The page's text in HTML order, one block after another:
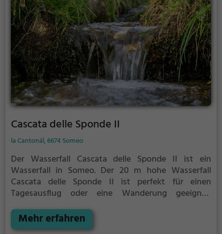
Cascata delle Sponde II
la Cantonál, 6674 Someo
Der Wasserfall Cascata delle Sponde II ist ein
Wasserfall in Someo. Der 20 m hohe Wasserfall
Cascata delle Sponde II ist perfekt für einen
Tagesausflug oder eine Wanderung geeignet.
Fotos.
Mehr erfahren